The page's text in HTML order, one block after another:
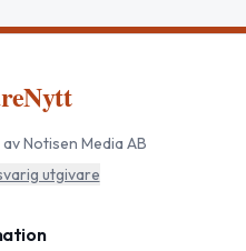
Notisen Media AB
utgivare